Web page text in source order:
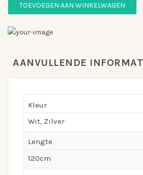
TOEVOEGEN AAN WINKELWAGEN
AANVULLENDE
Kleur
Wit, Zilver
Lengte
120cm